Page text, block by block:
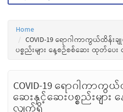
Home
COVID-19 ရောဂါကာကွယ်ထိန်း
ပစ္စည်းများ နေ့စဉ်စစ်ဆေး ထုတ်ပေ
COVID-19 ရောဂါကာ
ဆေးနှင့်ဆေးပစ္စည်းမျာ